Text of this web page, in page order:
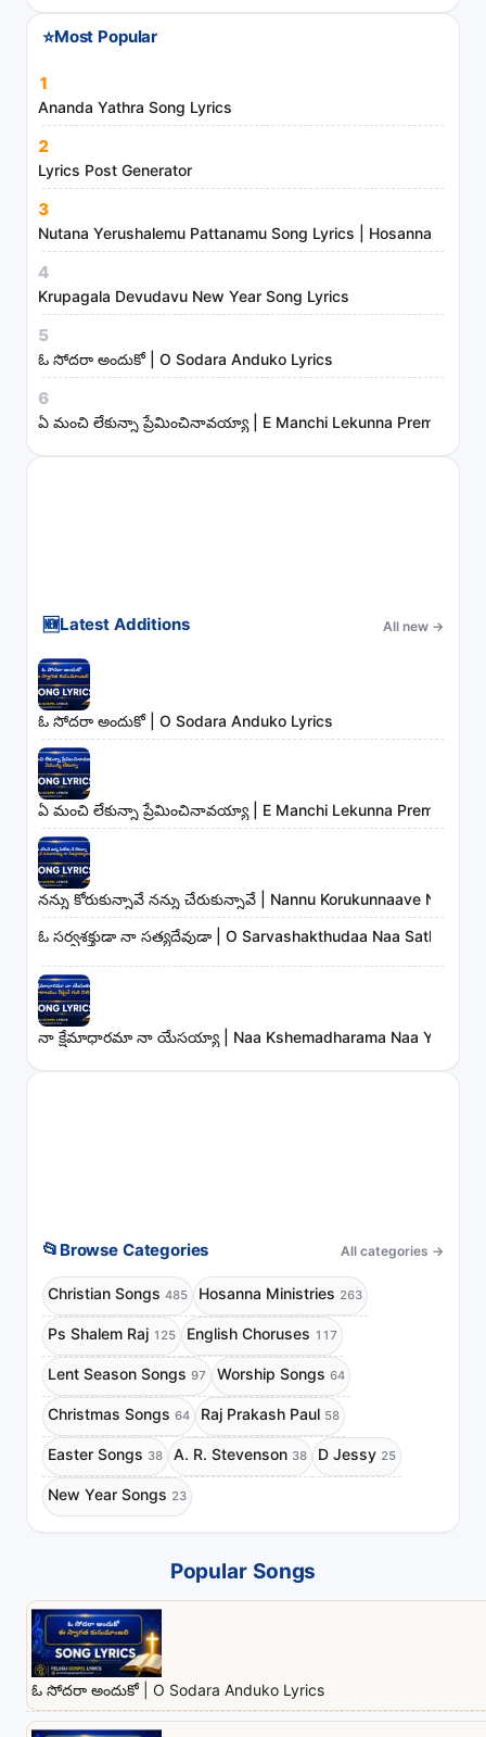
⭐Most Popular
1
Ananda Yathra Song Lyrics
2
Lyrics Post Generator
3
Nutana Yerushalemu Pattanamu Song Lyrics | Hosanna
4
Krupagala Devudavu New Year Song Lyrics
5
ఓ సోదరా అందుకో | O Sodara Anduko Lyrics
6
ఏ మంచి లేకున్నా ప్రేమించినావయ్యా | E Manchi Lekunna
🆕Latest Additions All new →
ఓ సోదరా అందుకో | O Sodara Anduko Lyrics
ఏ మంచి లేకున్నా ప్రేమించినావయ్యా | E Manchi Lekunna
నన్ను కోరుకున్నావే నన్ను చేరుకున్నావే | Nannu Korukunnaave Nannu
ఓ సర్వశక్తుడా నా సత్యదేవుడా | O Sarvashakthudaa Naa
నా క్షేమాధారమా నా యేసయ్యా | Naa Kshemadharama Naa Yesayya
📂 Browse Categories All categories →
Christian Songs 485 Hosanna Ministries 263
Ps Shalem Raj 125 English Choruses 117
Lent Season Songs 97 Worship Songs 64
Christmas Songs 64 Raj Prakash Paul 58
Easter Songs 38 A. R. Stevenson 38 D Jessy 25
New Year Songs 23
Popular Songs
ఓ సోదరా అందుకో | O Sodara Anduko Lyrics